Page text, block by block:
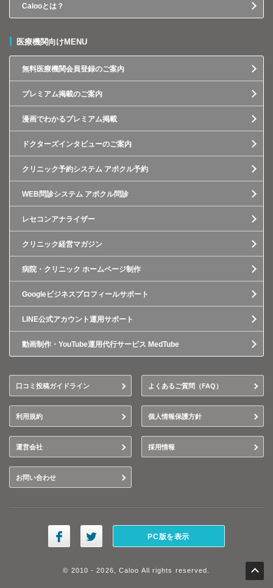
Calooとは？
医療機関向けMENU
無料医療機関会員登録のご案内
プレミアム掲載のご案内
漫画でわかるプレミアム掲載
ドクターズインタビューのご案内
クリニック予約システム アポクル予約
WEB問診システム アポクル問診
レセコンアナライザー
クリニック経営マガジン
病院・クリニック ホームページ制作
Googleビジネスプロフィールサポート
LINE公式アカウント運用サポート
動画制作・YouTube運用代行サービス MedTube
口コミ投稿ガイドライン よくあるご質問（FAQ）
利用規約 個人情報保護方針
運営会社 採用情報
お問い合わせ
PC版を表示
© 2010 - 2026, Caloo All rights reserved.